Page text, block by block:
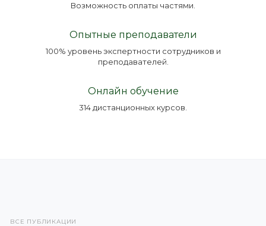
Возможность оплаты частями.
Опытные преподаватели
100% уровень экспертности сотрудников и
преподавателей.
Онлайн обучение
314 дистанционных курсов.
ВСЕ ПУБЛИКАЦИИ